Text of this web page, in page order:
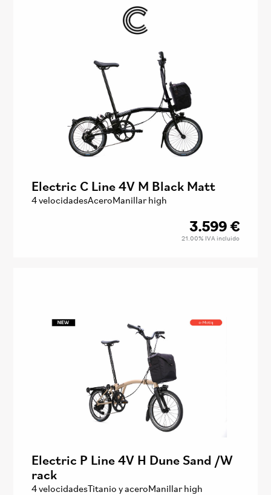
Electric C Line 4V M Black Matt
4 velocidadesAceroManillar high
3.599 €
21.00% IVA incluido
Electric P Line 4V H Dune Sand /W
rack
4 velocidadesTitanio y aceroManillar high